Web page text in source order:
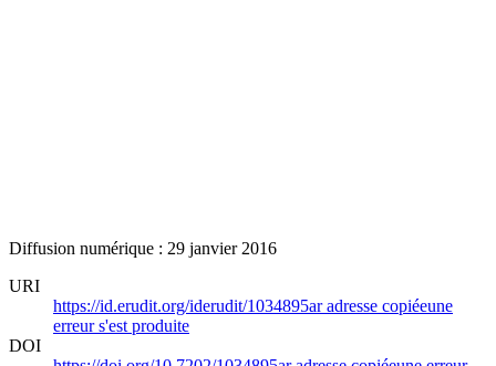
Diffusion numérique : 29 janvier 2016
URI
https://id.erudit.org/iderudit/1034895aradresse copiéeune
erreur s'est produite
DOI